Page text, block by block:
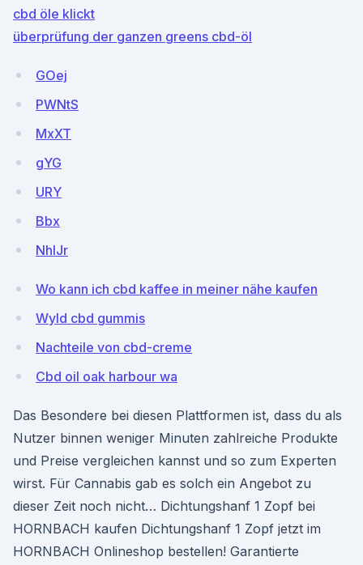
cbd öle klickt
überprüfung der ganzen greens cbd-öl
GOej
PWNtS
MxXT
gYG
URY
Bbx
NhIJr
Wo kann ich cbd kaffee in meiner nähe kaufen
Wyld cbd gummis
Nachteile von cbd-creme
Cbd oil oak harbour wa
Das Besondere bei diesen Plattformen ist, dass du als
Nutzer binnen weniger Minuten zahlreiche Produkte
und Preise vergleichen kannst und so zum Experten
wirst. Für Cannabis gab es solch ein Angebot zu
dieser Zeit noch nicht… Dichtungshanf 1 Zopf bei
HORNBACH kaufen Dichtungshanf 1 Zopf jetzt im
HORNBACH Onlineshop bestellen! Garantierte